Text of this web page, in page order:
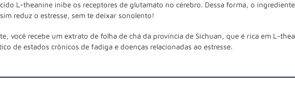
L-theanine inibe os receptores de glutamato no cérebro. Dessa forma, o
reduz o estresse, sem te deixar sonolento!
você recebe um extrato de folha de chá da província de Sichuan, que é rica em L-
de estados crônicos de fadiga e doenças relacionadas ao estresse.